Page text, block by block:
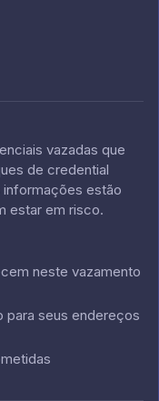
vazadas que
de credential
estão
estar em risco.
neste vazamento
para seus endereços